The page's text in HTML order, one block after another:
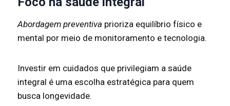
Abordagem preventiva prioriza equilíbrio físico e
mental por meio de monitoramento e tecnologia.
Investir em cuidados que privilegiam a saúde
integral é uma escolha estratégica para quem
busca longevidade.